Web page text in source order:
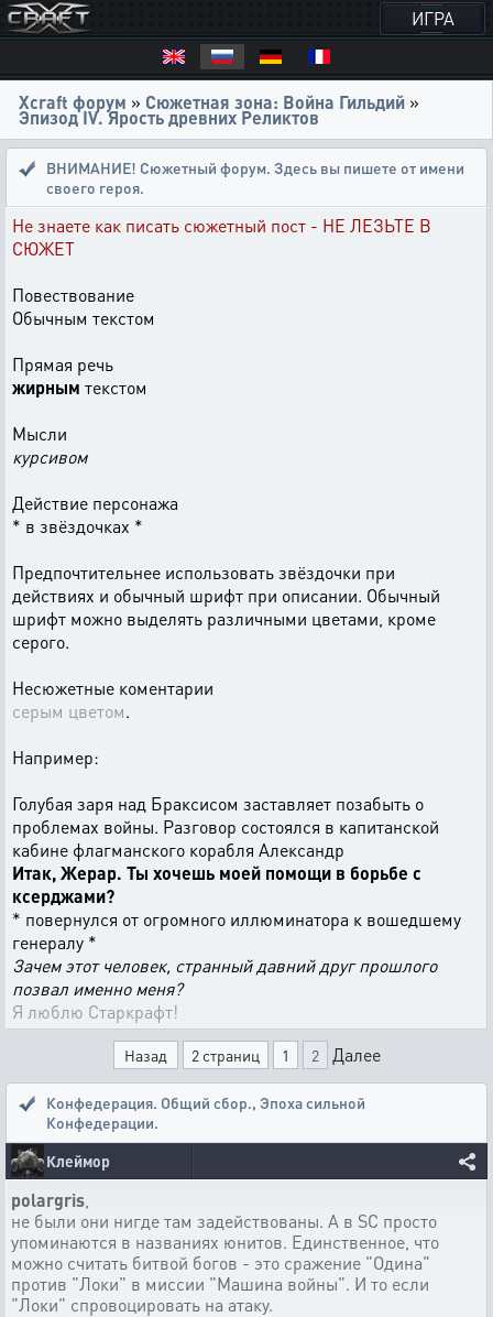
ИГРА
Xcraft форум » Сюжетная зона: Война Гильдий »
Эпизод IV. Ярость древних Реликтов
ВНИМАНИЕ! Сюжетный форум. Здесь вы пишете от имени
своего героя.
Не знаете как писать сюжетный пост - НЕ ЛЕЗЬТЕ В
СЮЖЕТ
Повествование
Обычным текстом
Прямая речь
жирным текстом
Мысли
курсивом
Действие персонажа
* в звёздочках *
Предпочтительнее использовать звёздочки при
действиях и обычный шрифт при описании. Обычный
шрифт можно выделять различными цветами, кроме
серого.
Несюжетные коментарии
серым цветом.
Например:
Голубая заря над Браксисом заставляет позабыть о
проблемах войны. Разговор состоялся в капитанской
кабине флагманского корабля Александр
Итак, Жерар. Ты хочешь моей помощи в борьбе с
ксерджами?
* повернулся от огромного иллюминатора к вошедшему
генералу *
Зачем этот человек, странный давний друг прошлого
позвал именно меня?
Я люблю Старкрафт!
Назад 2 страниц 1 2 Далее
Конфедерация. Общий сбор., Эпоха сильной
Конфедерации.
Клеймор
polargris
не были они нигде там задействованы. А в SC просто
упоминаются в названиях юнитов. Единственное, что
можно считать битвой богов - это сражение "Одина"
против "Локи" в миссии "Машина войны". И то если
"Локи" спровоцировать на атаку.